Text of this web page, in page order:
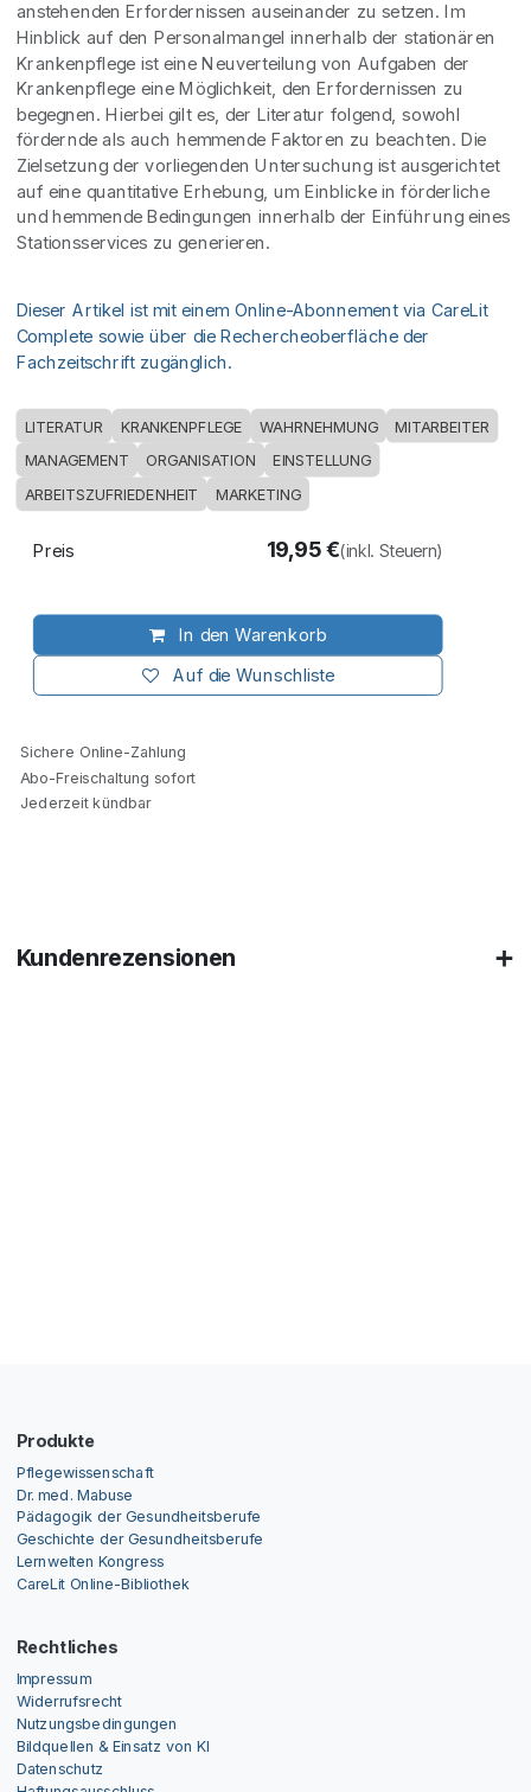
anstehenden Erfordernissen auseinander zu setzen. Im
Hinblick auf den Personalmangel innerhalb der stationären
Krankenpflege ist eine Neuverteilung von Aufgaben der
Krankenpflege eine Möglichkeit, den Erfordernissen zu
begegnen. Hierbei gilt es, der Literatur folgend, sowohl
fördernde als auch hemmende Faktoren zu beachten. Die
Zielsetzung der vorliegenden Untersuchung ist ausgerichtet
auf eine quantitative Erhebung, um Einblicke in förderliche
und hemmende Bedingungen innerhalb der Einführung eines
Stationsservices zu generieren.
Dieser Artikel ist mit einem Online-Abonnement via CareLit
Complete sowie über die Rechercheoberfläche der
Fachzeitschrift zugänglich.
LITERATUR KRANKENPFLEGE WAHRNEHMUNG MITARBEITER
MANAGEMENT ORGANISATION EINSTELLUNG
ARBEITSZUFRIEDENHEIT MARKETING
In den Warenkorb
Auf die Wunschliste
Preis 19,95€(inkl. Steuern)
Sichere Online-Zahlung
Abo-Freischaltung sofort
Jederzeit kündbar
Kundenrezensionen
Produkte
Pflegewissenschaft
Dr. med. Mabuse
Pädagogik der Gesundheitsberufe
Geschichte der Gesundheitsberufe
Lernwelten Kongress
CareLit Online-Bibliothek
Rechtliches
Impressum
Widerrufsrecht
Nutzungsbedingungen
Bildquellen & Einsatz von KI
Datenschutz